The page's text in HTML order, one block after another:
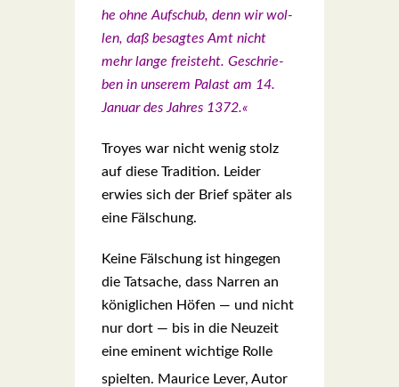
he ohne Auf­schub, denn wir wol­
len, daß besag­tes Amt nicht
mehr lan­ge frei­steht. Geschrie­
ben in unse­rem Palast am 14.
Janu­ar des Jah­res 1372.«
Troyes war nicht wenig stolz
auf die­se Tra­di­ti­on. Lei­der
erwies sich der Brief spä­ter als
eine Fäl­schung.
Kei­ne Fäl­schung ist hin­ge­gen
die Tat­sa­che, dass Nar­ren an
könig­li­chen Höfen — und nicht
nur dort — bis in die Neu­zeit
eine emi­nent wich­ti­ge Rol­le
spiel­ten. Mau­rice Lever, Autor